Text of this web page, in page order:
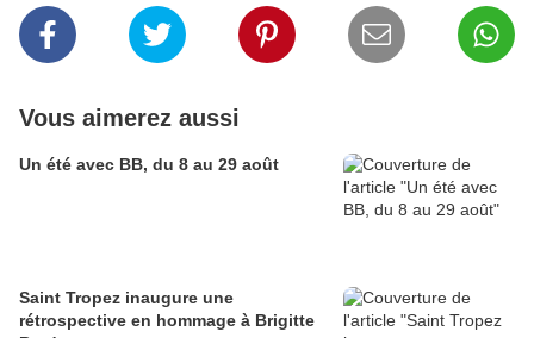
Vous aimerez aussi
Un été avec BB, du 8 au 29 août
Saint Tropez inaugure une
rétrospective en hommage à Brigitte